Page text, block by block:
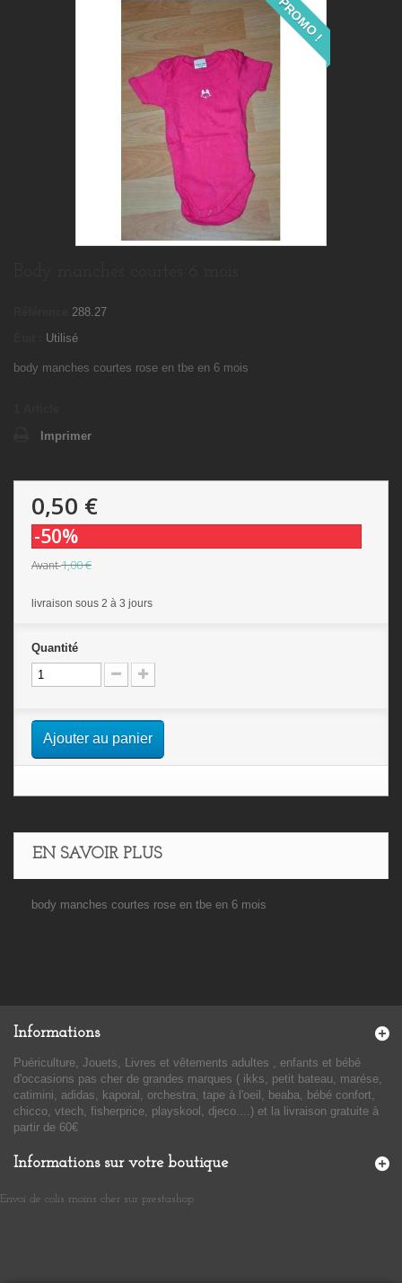
PROMO !
288.27
Utilisé
body manches courtes rose en tbe en 6 mois
Imprimer
0,50 €
-50%
Avant1,00 €
livraison sous 2 à 3 jours
Quantité
Ajouter au panier
EN SAVOIR PLUS
body manches courtes rose en tbe en 6 mois
Informations
Puériculture, Jouets, Livres et vêtements adultes , enfants et bébé
d'occasions pas cher de grandes marques ( ikks, petit bateau, marése,
catimini, adidas, kaporal, orchestra, tape à l'oeil, beaba, bébé confort,
chicco, vtech, fisherprice, playskool, djeco....) et la livraison gratuite à
partir de 60€
Informations sur votre boutique
Envoi de colis moins cher sur prestashop